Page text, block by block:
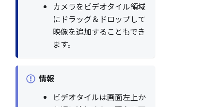
カメラをビデオタイル領域
にドラッグ＆ドロップして
映像を追加することもでき
ます。
情報
ビデオタイルは画面左上か